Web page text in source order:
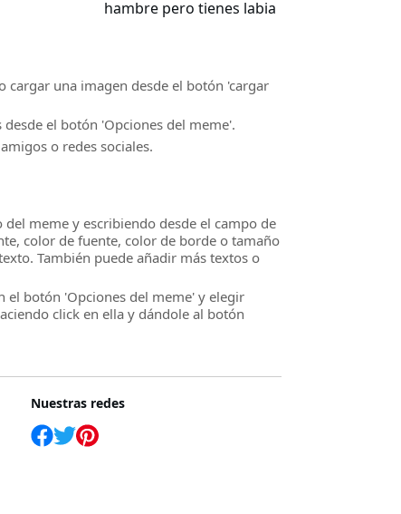
hambre pero tienes labia
o cargar una imagen desde el botón 'cargar
el botón 'Opciones del meme'.
o redes sociales.
meme y escribiendo desde el campo de
color de fuente, color de borde o tamaño
También puede añadir más textos o
el botón 'Opciones del meme' y elegir
click en ella y dándole al botón
Nuestras redes